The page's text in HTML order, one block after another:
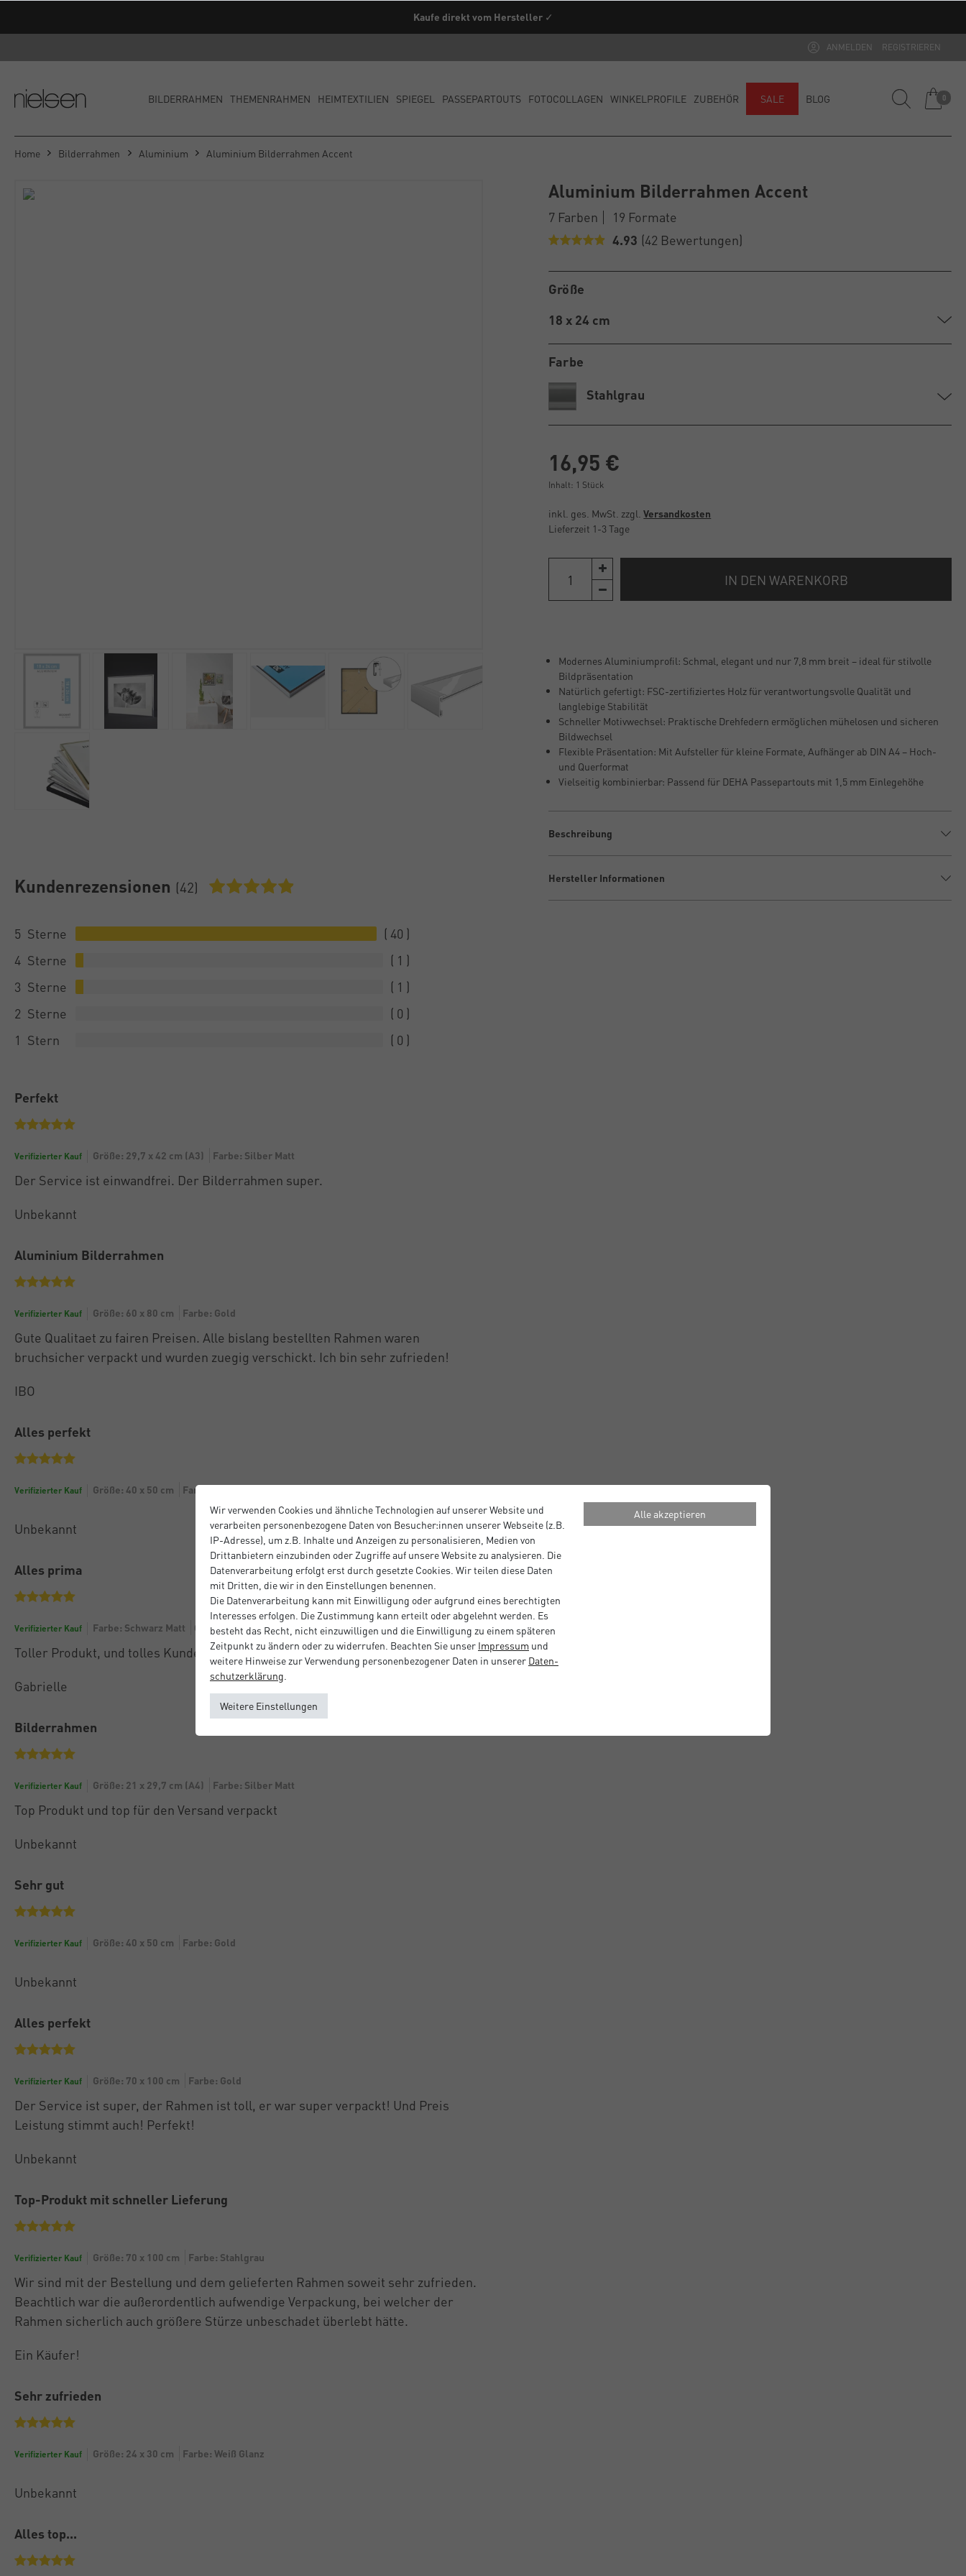
Kaufe direkt vom Hersteller ✓
ANMELDEN REGISTRIEREN
BILDERRAHMEN THEMENRAHMEN HEIMTEXTILIEN SPIEGEL PASSEPARTOUTS FOTOCOLLAGEN WINKELPROFILE ZUBEHÖR SALE BLOG 0
Home Bilderrahmen Aluminium Aluminium Bilderrahmen Accent
Kundenrezensionen (42)
5
40
4
1
3
1
2
0
1
0
Perfekt
Verifizierter Kauf Größe: 29,7 x 42 cm (A3) Farbe: Silber Matt
Der Service ist einwandfrei. Der Bilderrahmen super.
Unbekannt
Aluminium Bilderrahmen
Verifizierter Kauf Größe: 60 x 80 cm Farbe: Gold
Gute Qualitaet zu fairen Preisen. Alle bislang bestellten Rahmen waren
bruchsicher verpackt und wurden zuegig verschickt. Ich bin sehr zufrieden!
IBO
Alles perfekt
Verifizierter Kauf Größe: 40 x 50 cm Farbe: Silber Matt
Unbekannt
Alles prima
Verifizierter Kauf Farbe: Schwarz Matt Größe: 30 x 30 cm
Toller Produkt, und tolles Kundenservice!
Gabrielle
Bilderrahmen
Verifizierter Kauf Größe: 21 x 29,7 cm (A4) Farbe: Silber Matt
Top Produkt und top für den Versand verpackt
Unbekannt
Sehr gut
Verifizierter Kauf Größe: 40 x 50 cm Farbe: Gold
Unbekannt
Alles perfekt
Verifizierter Kauf Größe: 70 x 100 cm Farbe: Gold
Der Service ist super, der Rahmen ist toll, er war super verpackt! Und Preis
Leistung stimmt auch! Perfekt!
Unbekannt
Top-Produkt mit schneller Lieferung
Verifizierter Kauf Größe: 70 x 100 cm Farbe: Stahlgrau
Wir sind mit der Bestellung und dem gelieferten Rahmen soweit sehr zufrieden.
Beachtlich war die außerordentlich aufwendige Verpackung, bei welcher der
Rahmen sicherlich auch größere Stürze unbeschadet überlebt hätte.
Ein Käufer!
Sehr zufrieden
Verifizierter Kauf Größe: 24 x 30 cm Farbe: Weiß Glanz
Unbekannt
Alles top...
Aluminium Bilderrahmen Accent
7 Farben
19 Formate
4.93 (42 Bewertungen)
Größe
18 x 24 cm
Farbe
Stahlgrau
16,95 €
Inhalt: 1 Stück
inkl. ges. MwSt. zzgl.Versandkosten
Lieferzeit 1-3 Tage
IN DEN WARENKORB
Modernes Aluminiumprofil: Schmal, elegant und nur 7,8 mm breit – ideal für stilvolle
Bildpräsentation
Natürlich gefertigt: FSC-zertifiziertes Holz für verantwortungsvolle Qualität und
langlebige Stabilität
Schneller Motivwechsel: Praktische Drehfedern ermöglichen mühelosen und sicheren
Bildwechsel
Flexible Präsentation: Mit Aufsteller für kleine Formate, Aufhänger ab DIN A4 – Hoch-
und Querformat
Vielseitig kombinierbar: Passend für DEHA Passepartouts mit 1,5 mm Einlegehöhe
Beschreibung
Hersteller Informationen
Wir verwenden Cookies und ähnliche Technologien auf unserer Website und
verarbeiten personenbezogene Daten von Besucher:innen unserer Webseite (z.B.
IP-Adresse), um z.B. Inhalte und Anzeigen zu personalisieren, Medien von
Drittanbietern einzubinden oder Zugriffe auf unsere Website zu analysieren. Die
Datenverarbeitung erfolgt erst durch gesetzte Cookies. Wir teilen diese Daten
mit Dritten, die wir in den Einstellungen benennen.
Die Datenverarbeitung kann mit Einwilligung oder aufgrund eines berechtigten
Interesses erfolgen. Die Zustimmung kann erteilt oder abgelehnt werden. Es
besteht das Recht, nicht einzuwilligen und die Einwilligung zu einem späteren
Zeitpunkt zu ändern oder zu widerrufen. Beachten Sie unser Impressum und
weitere Hinweise zur Verwendung personenbezogener Daten in unserer Daten­
schutz­erklärung
Weitere Einstellungen
Alle akzeptieren